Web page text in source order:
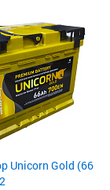
Unicorn Gold (66